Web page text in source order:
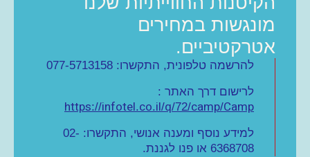
מונגשות במחירים
אטרקטיביים.
להרשמה טלפונית, התקשרו: 077-5713158
לרישום דרך האתר :
https://infotel.co.il/q/72/camp/Camp
למידע נוסף ומענה אנושי, התקשרו: 02-
6368708 או פנו לגננת.